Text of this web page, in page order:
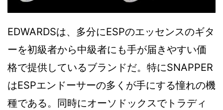
EDWARDSは、多分にESPのエッセンスのギタ
ーを初級者から中級者にも手が届きやすい価
格で提供しているブランドだ。特にSNAPPER
はESPエンドーサーの多くが手にする憧れの機
種である。同時にオーソドックスでトラディ